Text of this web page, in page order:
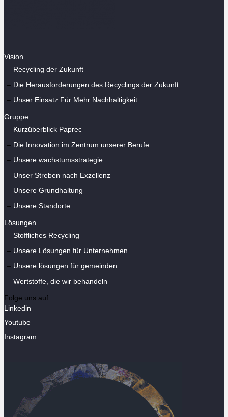
Vision
Recycling der Zukunft
Die Herausforderungen des Recyclings der Zukunft
Unser Einsatz Für Mehr Nachhaltigkeit
Gruppe
Kurzüberblick Paprec
Die Innovation im Zentrum unserer Berufe
Unsere wachstumsstrategie
Unser Streben nach Exzellenz
Unsere Grundhaltung
Unsere Standorte
Lösungen
Stoffliches Recycling
Unsere Lösungen für Unternehmen
Unsere lösungen für gemeinden
Wertstoffe, die wir behandeln
Folge uns auf :
Linkedin
Youtube
Instagram